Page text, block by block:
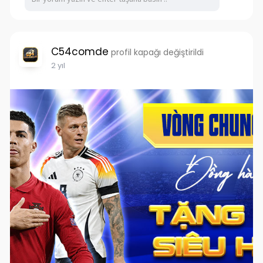
C54comde profil kapağı değiştirildi
2 yıl